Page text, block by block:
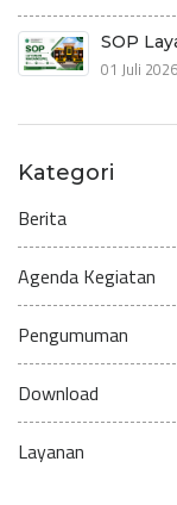
SOP
01 Juli 2026
Kategori
Berita
Agenda Kegiatan
Pengumuman
Download
Layanan